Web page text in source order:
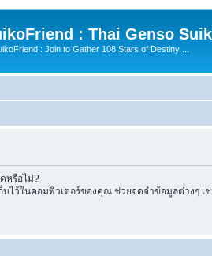
: Thai Genso
: Join to Gather 108 Stars of Destiny ...
หรือไม่?
ไว้ในคอมพิวเตอร์ของคุณ ช่วยจดจำข้อมูลต่างๆ เ